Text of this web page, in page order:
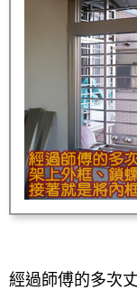
經過師傅的多次